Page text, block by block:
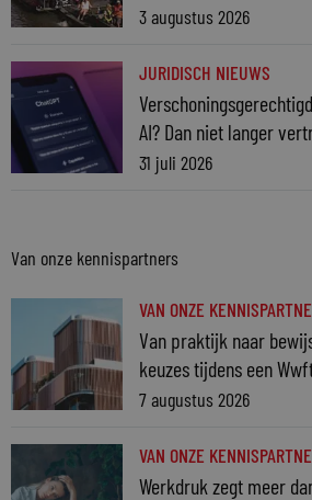
3 augustus 2026
JURIDISCH NIEUWS
AI? Dan niet langer
31 juli 2026
Van onze kennispartners
VAN ONZE
Van praktijk naar
keuzes tijdens een
7 augustus 2026
VAN ONZE
Werkdruk zegt meer